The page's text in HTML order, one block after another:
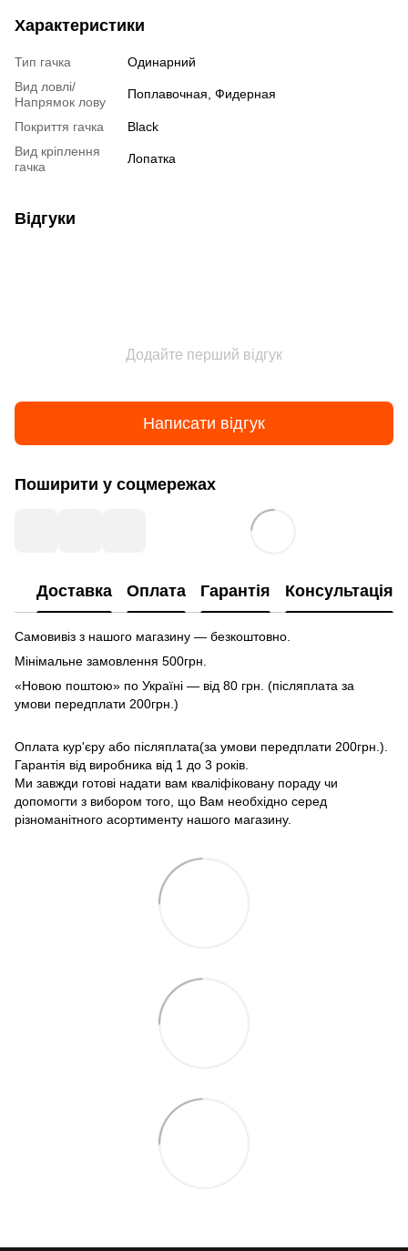
Характеристики
Тип гачка
Одинарний
Вид ловлі/
Напрямок лову
Поплавочная, Фидерная
Покриття гачка
Black
Вид кріплення
гачка
Лопатка
Відгуки
Додайте перший відгук
Написати відгук
Поширити у соцмережах
Доставка Оплата Гарантія Консультація
Самовивіз з нашого магазину — безкоштовно.
Мінімальне замовлення 500грн.
«Новою поштою» по Україні — від 80 грн. (післяплата за
умови передплати 200грн.)
Оплата кур'єру або післяплата(за умови передплати 200грн.).
Гарантія від виробника від 1 до 3 років.
Ми завжди готові надати вам кваліфіковану пораду чи
допомогти з вибором того, що Вам необхідно серед
різноманітного асортименту нашого магазину.